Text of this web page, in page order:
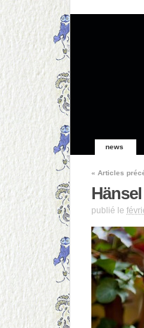
news
« Articles
publié le